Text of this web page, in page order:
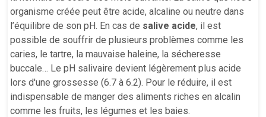
organisme créée peut être acide, alcaline ou neutre dans
l’équilibre de son pH. En cas de salive acide, il est
possible de souffrir de plusieurs problèmes comme les
caries, le tartre, la mauvaise haleine, la sécheresse
buccale… Le pH salivaire devient légèrement plus acide
lors d'une grossesse (6.7 à 6.2). Pour le réduire, il est
indispensable de manger des aliments riches en alcalin
comme les fruits, les légumes et les baies.